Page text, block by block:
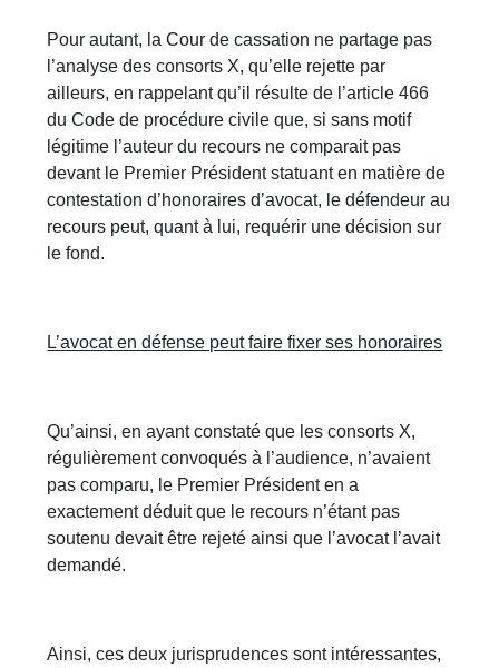
Pour autant, la Cour de cassation ne partage pas
l’analyse des consorts X, qu’elle rejette par
ailleurs, en rappelant qu’il résulte de l’article 466
du Code de procédure civile que, si sans motif
légitime l’auteur du recours ne comparait pas
devant le Premier Président statuant en matière de
contestation d’honoraires d’avocat, le défendeur au
recours peut, quant à lui, requérir une décision sur
le fond.
L’avocat en défense peut faire fixer ses honoraires
Qu’ainsi, en ayant constaté que les consorts X,
régulièrement convoqués à l’audience, n’avaient
pas comparu, le Premier Président en a
exactement déduit que le recours n’étant pas
soutenu devait être rejeté ainsi que l’avocat l’avait
demandé.
Ainsi, ces deux jurisprudences sont intéressantes,